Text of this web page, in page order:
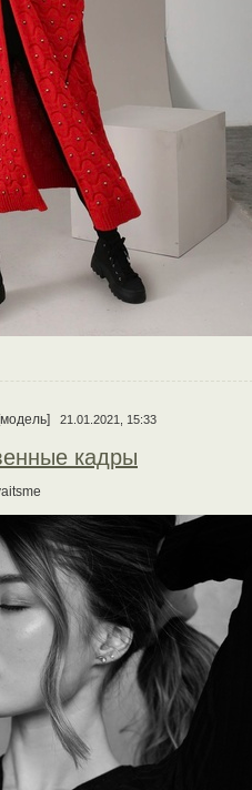
[модель] 21.01.2021, 15:33
кадры